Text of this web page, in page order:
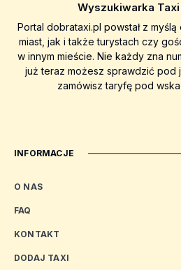
Wyszukiwarka
Portal dobrataxi.pl powstał z
miast, jak i także turystach czy
w innym mieście. Nie każdy zna
już teraz możesz sprawdzić pod
zamówisz taryfę pod
INFORMACJE
O NAS
FAQ
KONTAKT
DODAJ TAXI